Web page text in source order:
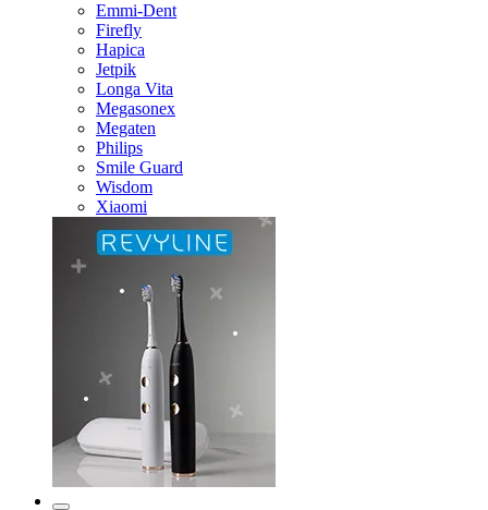
Emmi-Dent
Firefly
Hapica
Jetpik
Longa Vita
Megasonex
Megaten
Philips
Smile Guard
Wisdom
Xiaomi